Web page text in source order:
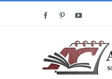
FacebookPinterestYouTube